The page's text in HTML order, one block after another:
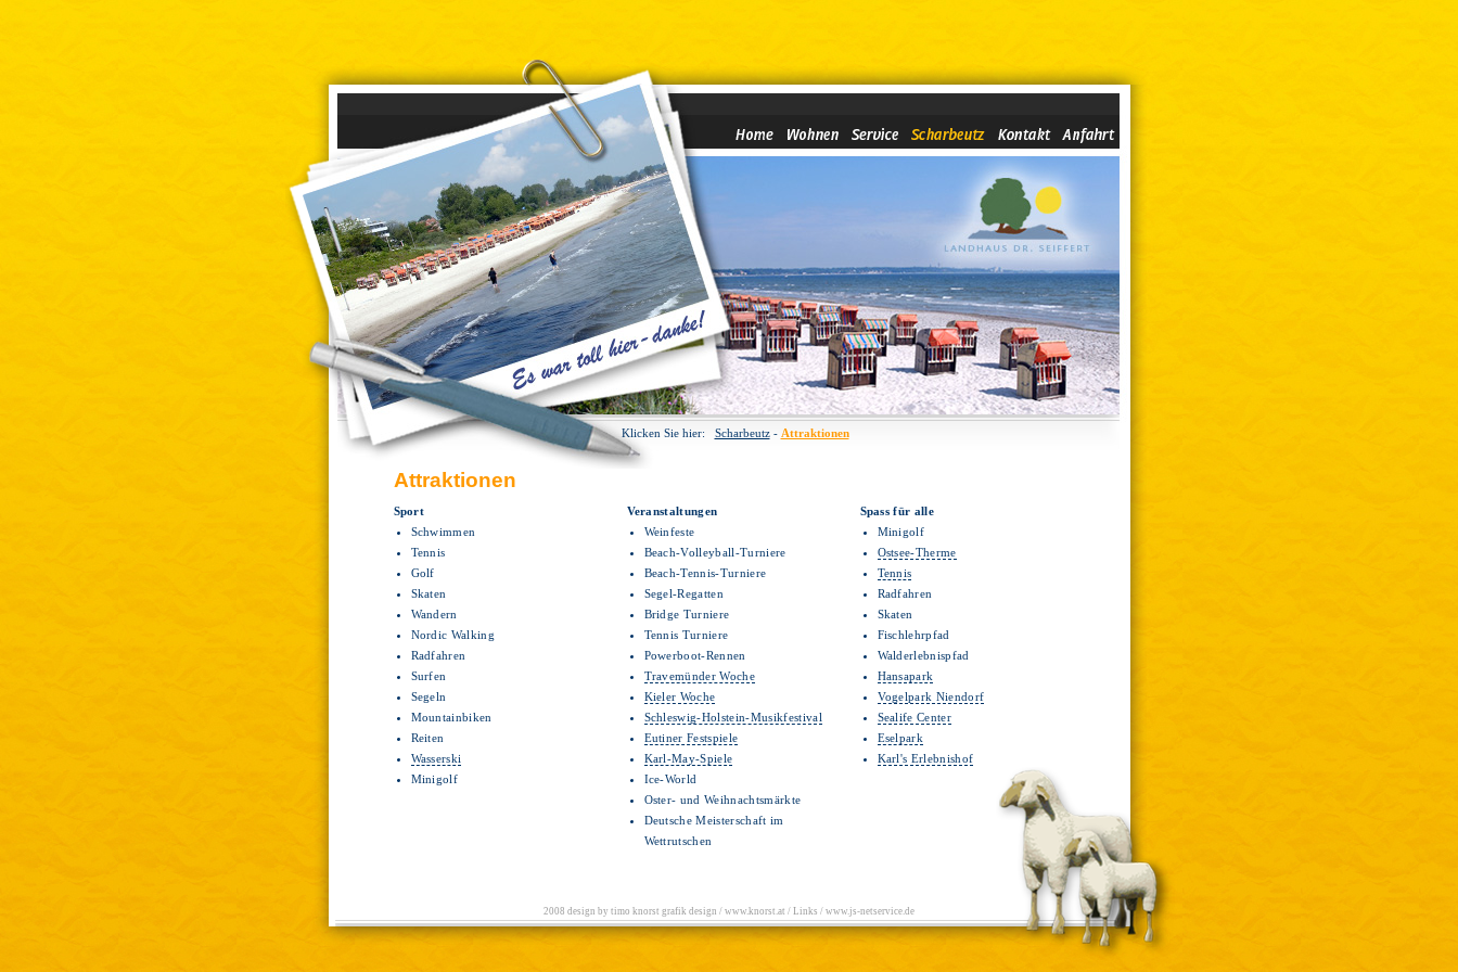
Klicken Sie hier: Scharbeutz- Attraktionen
Attraktionen
Sport
Schwimmen
Tennis
Golf
Skaten
Wandern
Nordic Walking
Radfahren
Surfen
Segeln
Mountainbiken
Reiten
Wasserski
Minigolf
Veranstaltungen
Weinfeste
Beach-Volleyball-Turniere
Beach-Tennis-Turniere
Segel-Regatten
Bridge Turniere
Tennis Turniere
Powerboot-Rennen
Travemünder Woche
Kieler Woche
Schleswig-Holstein-Musikfestival
Eutiner Festspiele
Karl-May-Spiele
Ice-World
Oster- und Weihnachtsmärkte
Deutsche Meisterschaft im
Wettrutschen
Spass für alle
Minigolf
Ostsee-Therme
Tennis
Radfahren
Skaten
Fischlehrpfad
Walderlebnispfad
Hansapark
Vogelpark Niendorf
Sealife Center
Eselpark
Karl's Erlebnishof
2008 design by timo knorst grafik design / www.knorst.at / Links / www.js-netservice.de